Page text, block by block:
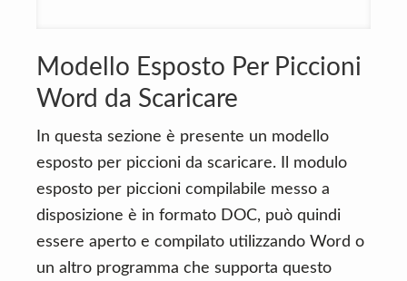
Modello Esposto Per Piccioni
Word da Scaricare
In questa sezione è presente un modello
esposto per piccioni da scaricare. Il modulo
esposto per piccioni compilabile messo a
disposizione è in formato DOC, può quindi
essere aperto e compilato utilizzando Word o
un altro programma che supporta questo